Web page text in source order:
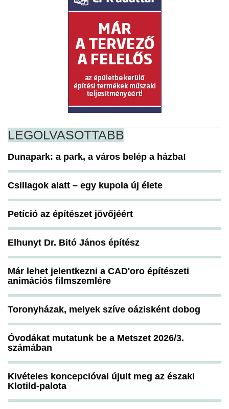
LEGOLVASOTTABB
Dunapark: a park, a város belép a házba!
Csillagok alatt – egy kupola új élete
Petíció az építészet jövőjéért
Elhunyt Dr. Bitó János építész
Már lehet jelentkezni a CAD'oro építészeti
animációs filmszemlére
Toronyházak, melyek szíve oázisként dobog
Óvodákat mutatunk be a Metszet 2026/3.
számában
Kivételes koncepcióval újult meg az északi
Klotild-palota